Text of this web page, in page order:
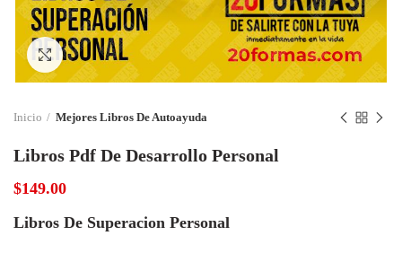
Click to enlarge
Inicio Mejores Libros De Autoayuda
Libros Pdf De Desarrollo Personal
$149.00
Libros De Superacion Personal